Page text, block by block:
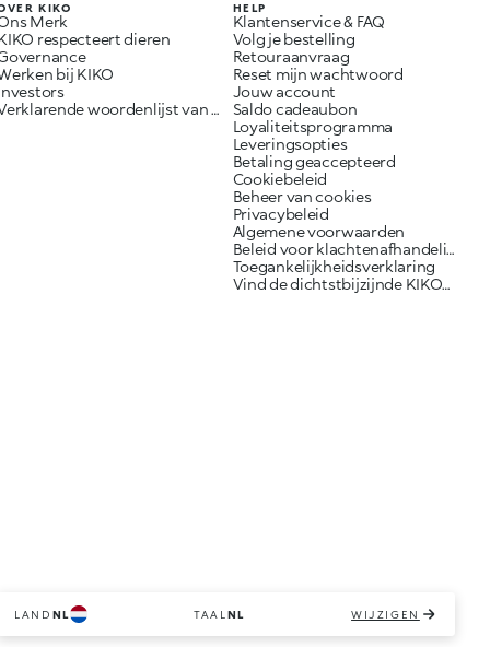
KIKO
Merk
respecteert dieren
bij KIKO
Verklarende woordenlijst van ingrediënten
HELP
Klantenservice & FAQ
Volg je bestelling
Retouraanvraag
Reset mijn wachtwoord
Jouw account
Saldo cadeaubon
Loyaliteitsprogramma
Leveringsopties
Betaling geaccepteerd
Cookiebeleid
Beheer van cookies
Privacybeleid
Algemene voorwaarden
Beleid voor klachtenafhandeling
Toegankelijkheidsverklaring
Vind de dichtstbijzijnde KIKO-winkel
LAND NL TAAL NL WIJZIGEN